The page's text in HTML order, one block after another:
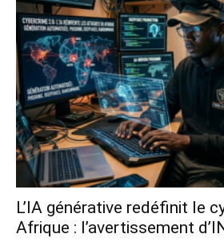
L’IA générative redéfinit le
Afrique : l’avertissement